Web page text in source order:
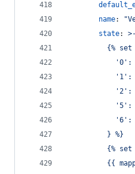
name: "
state: >-
{% set
'0':
'1':
'2':
'5':
'6':
          } %}
{% set
{{